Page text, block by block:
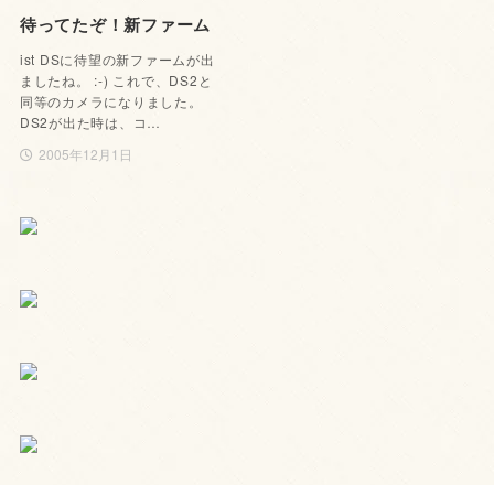
待ってたぞ！新ファーム
ist DSに待望の新ファームが出
ましたね。 :-) これで、DS2と
同等のカメラになりました。
DS2が出た時は、コ…
2005年12月1日